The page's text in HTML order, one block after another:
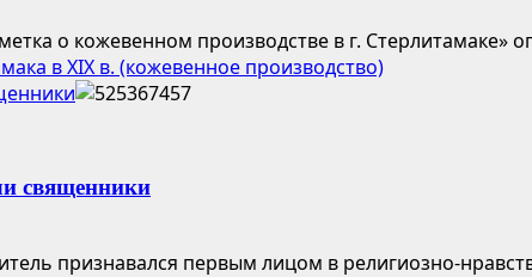
о кожевенном производстве в г. Стерлитамаке»
в XIX в. (кожевенное производство)
священники
признавался первым лицом в религиозно-